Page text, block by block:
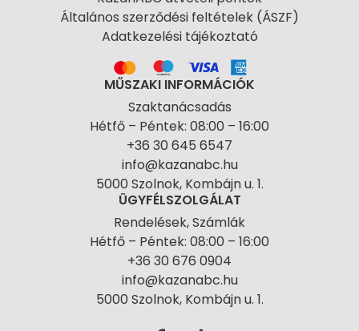
Általános szerződési feltételek (ÁSZF)
Adatkezelési tájékoztató
MŰSZAKI INFORMÁCIÓK
Szaktanácsadás
Hétfő – Péntek: 08:00 – 16:00
+36 30 645 6547
info@kazanabc.hu
5000 Szolnok, Kombájn u. 1.
ÜGYFÉLSZOLGÁLAT
Rendelések, Számlák
Hétfő – Péntek: 08:00 – 16:00
+36 30 676 0904
info@kazanabc.hu
5000 Szolnok, Kombájn u. 1.